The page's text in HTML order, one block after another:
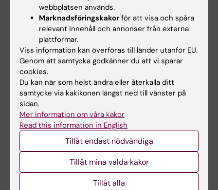
12 jun 2026
Stark KI-närvaro i
utlysning för
excellenskluster för
banbrytande teknik
Karolinska Institutet är
värdorganisation för nio
Fem tilldelas stora
silvermedaljen
silvermedaljen 2026
Tre personer får Karolinska
Institutets 2026 års stora
silvermedalj och…
webbplatsen används.
Marknadsföringskakor för att visa och spåra
relevant innehåll och annonser från externa
plattformar.
Viss information kan överföras till länder utanför EU.
Genom att samtycka godkänner du att vi sparar
cookies.
Du kan när som helst ändra eller återkalla ditt
samtycke via kakikonen längst ned till vänster på
sidan.
Mer information om våra kakor
Read this information in English
Tillåt endast nödvändiga
Tillåt mina valda kakor
Tillåt alla